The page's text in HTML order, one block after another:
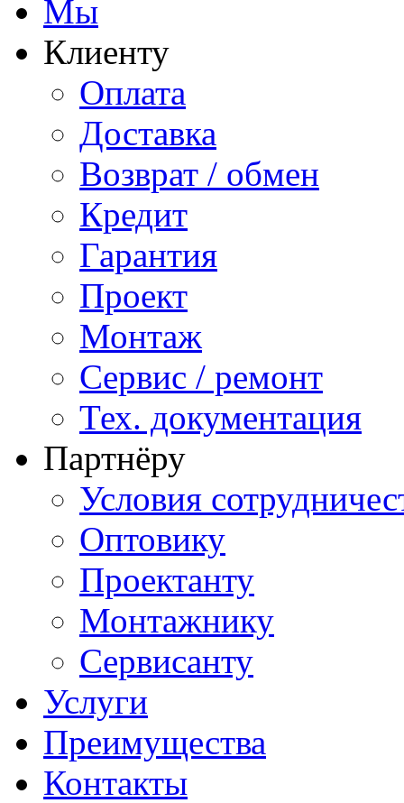
Мы
Клиенту
Оплата
Доставка
Возврат / обмен
Кредит
Гарантия
Проект
Монтаж
Сервис / ремонт
Тех. документация
Партнёру
Условия
Оптовику
Проектанту
Монтажнику
Сервисанту
Услуги
Преимущества
Контакты